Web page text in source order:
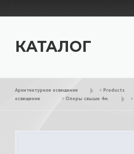
КАТАЛОГ
Архитектурное освещение > Products
освещение
> Опоры свыше 4м. >